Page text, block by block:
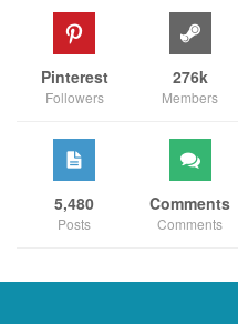
Pinterest
Followers
276k
Members
5,480
Posts
Comments
Comments